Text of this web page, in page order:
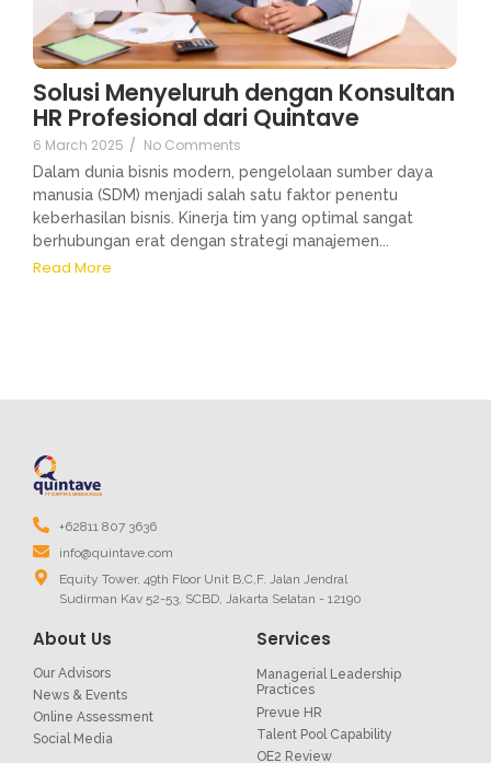
Solusi Menyeluruh dengan Konsultan
HR Profesional dari Quintave
6 March 2025 / No Comments
Dalam dunia bisnis modern, pengelolaan sumber daya
manusia (SDM) menjadi salah satu faktor penentu
keberhasilan bisnis. Kinerja tim yang optimal sangat
berhubungan erat dengan strategi manajemen...
Read More
+62811 807 3636
info@quintave.com
Equity Tower, 49th Floor Unit B,C,F. Jalan Jendral
Sudirman Kav 52-53, SCBD, Jakarta Selatan - 12190
About Us
Our Advisors
News & Events
Online Assessment
Social Media
Services
Managerial Leadership
Practices
Prevue HR
Talent Pool Capability
OE2 Review